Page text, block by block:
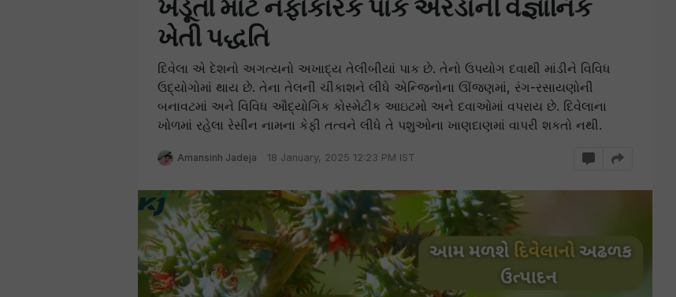
ખેડૂતો માટે નફાકારક પાક એરંડાની વૈજ્ઞાનિક
ખેતી પદ્ધતિ
દિવેલા એ દેશનો અગત્યનો અખાદ્ય તેલીબીયાં પાક છે. તેનો ઉપયોગ દવાથી માંડીને વિવિધ
ઉદ્યોગોમાં થાય છે. તેના તેલની ચીકાશને લીધે એન્જિનોના ઊંજણમાં, રંગ-રસાયણોની
બનાવટમાં અને વિવિધ ઔદ્યોગિક કોસ્મેટીક આઇટમો અને દવાઓમાં વપરાય છે. દિવેલાના
ખોળમાં રહેલા રેસીન નામના કેફી તત્વને લીધે તે પશુઓના ખાણદાણમાં વાપરી શકતો નથી.
Amansinh Jadeja 18 January, 2025 12:23 PM IST